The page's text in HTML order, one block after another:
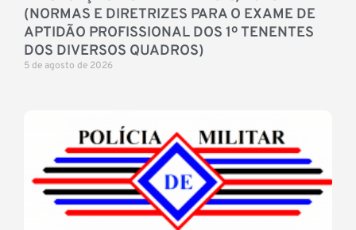
(NORMAS E DIRETRIZES PARA O EXAME DE
APTIDÃO PROFISSIONAL DOS 1º TENENTES
DOS DIVERSOS QUADROS)
5 de agosto de 2026